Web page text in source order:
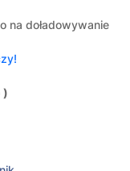
na doładowywanie
)